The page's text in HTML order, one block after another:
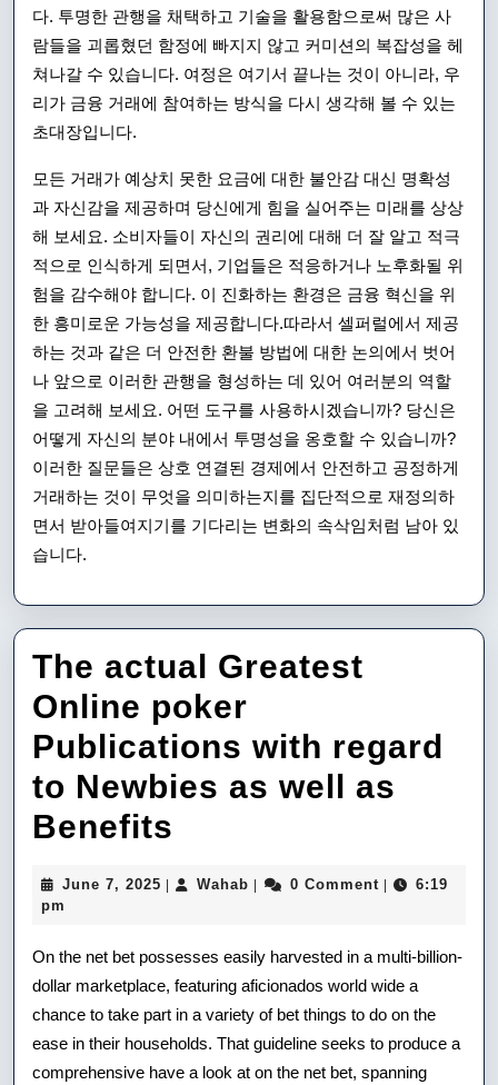
다. 투명한 관행을 채택하고 기술을 활용함으로써 많은 사
람들을 괴롭혔던 함정에 빠지지 않고 커미션의 복잡성을 헤
쳐나갈 수 있습니다. 여정은 여기서 끝나는 것이 아니라, 우
리가 금융 거래에 참여하는 방식을 다시 생각해 볼 수 있는
초대장입니다.
모든 거래가 예상치 못한 요금에 대한 불안감 대신 명확성
과 자신감을 제공하며 당신에게 힘을 실어주는 미래를 상상
해 보세요. 소비자들이 자신의 권리에 대해 더 잘 알고 적극
적으로 인식하게 되면서, 기업들은 적응하거나 노후화될 위
험을 감수해야 합니다. 이 진화하는 환경은 금융 혁신을 위
한 흥미로운 가능성을 제공합니다.따라서 셀퍼럴에서 제공
하는 것과 같은 더 안전한 환불 방법에 대한 논의에서 벗어
나 앞으로 이러한 관행을 형성하는 데 있어 여러분의 역할
을 고려해 보세요. 어떤 도구를 사용하시겠습니까? 당신은
어떻게 자신의 분야 내에서 투명성을 옹호할 수 있습니까?
이러한 질문들은 상호 연결된 경제에서 안전하고 공정하게
거래하는 것이 무엇을 의미하는지를 집단적으로 재정의하
면서 받아들여지기를 기다리는 변화의 속삭임처럼 남아 있
습니다.
The actual Greatest
Online poker
Publications with regard
to Newbies as well as
Benefits
Greatest
Online
poker
Publications
with
June 7, 2025 JuneWahab Wahab0 Comment
6:19
pm
On the net bet possesses easily harvested in a multi-billion-
dollar marketplace, featuring aficionados world wide a
chance to take part in a variety of bet things to do on the
ease in their households. That guideline seeks to produce a
comprehensive have a look at on the net bet, spanning